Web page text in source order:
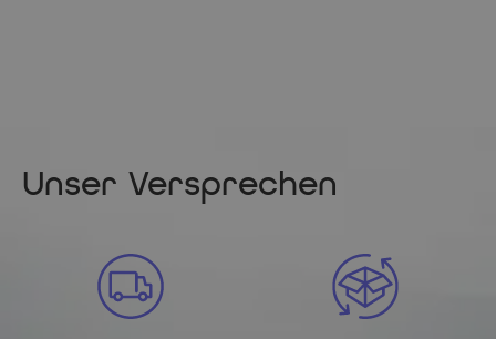
Unser Versprechen